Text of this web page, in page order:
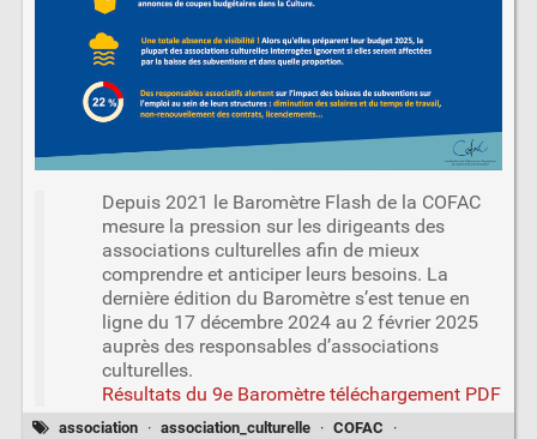
Depuis 2021 le Baromètre Flash de la COFAC
mesure la pression sur les dirigeants des
associations culturelles afin de mieux
comprendre et anticiper leurs besoins. La
dernière édition du Baromètre s’est tenue en
ligne du 17 décembre 2024 au 2 février 2025
auprès des responsables d’associations
culturelles.
Résultats du 9e Baromètre téléchargement PDF
association · association_culturelle · COFAC
·